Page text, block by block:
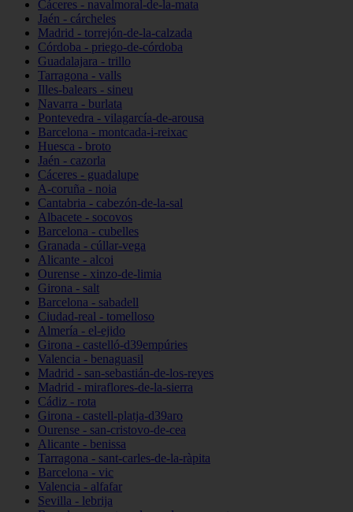
Cáceres - navalmoral-de-la-mata
Jaén - cárcheles
Madrid - torrejón-de-la-calzada
Córdoba - priego-de-córdoba
Guadalajara - trillo
Tarragona - valls
Illes-balears - sineu
Navarra - burlata
Pontevedra - vilagarcía-de-arousa
Barcelona - montcada-i-reixac
Huesca - broto
Jaén - cazorla
Cáceres - guadalupe
A-coruña - noia
Cantabria - cabezón-de-la-sal
Albacete - socovos
Barcelona - cubelles
Granada - cúllar-vega
Alicante - alcoi
Ourense - xinzo-de-limia
Girona - salt
Barcelona - sabadell
Ciudad-real - tomelloso
Almería - el-ejido
Girona - castelló-d39empúries
Valencia - benaguasil
Madrid - san-sebastián-de-los-reyes
Madrid - miraflores-de-la-sierra
Cádiz - rota
Girona - castell-platja-d39aro
Ourense - san-cristovo-de-cea
Alicante - benissa
Tarragona - sant-carles-de-la-ràpita
Barcelona - vic
Valencia - alfafar
Sevilla - lebrija